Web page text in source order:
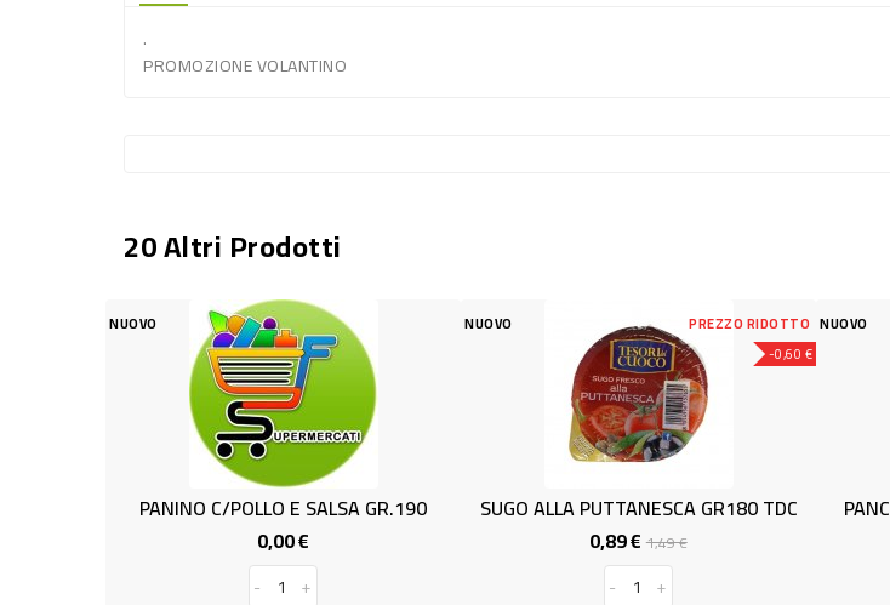
.
PROMOZIONE VOLANTINO
20 Altri Prodotti
POLLO E SALSA GR.190
NUOVO
-0,60 €
PREZZO RIDOTTO
SUGO ALLA PUTTANESCA GR180 TDC
NUOVO
PANCAKES PROT. Gr.160